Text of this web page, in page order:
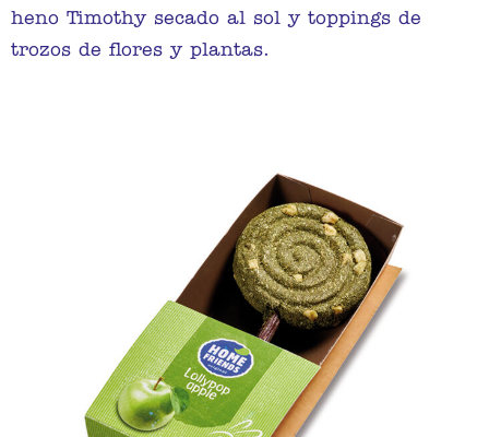
heno Timothy secado al sol y toppings de
trozos de flores y plantas.